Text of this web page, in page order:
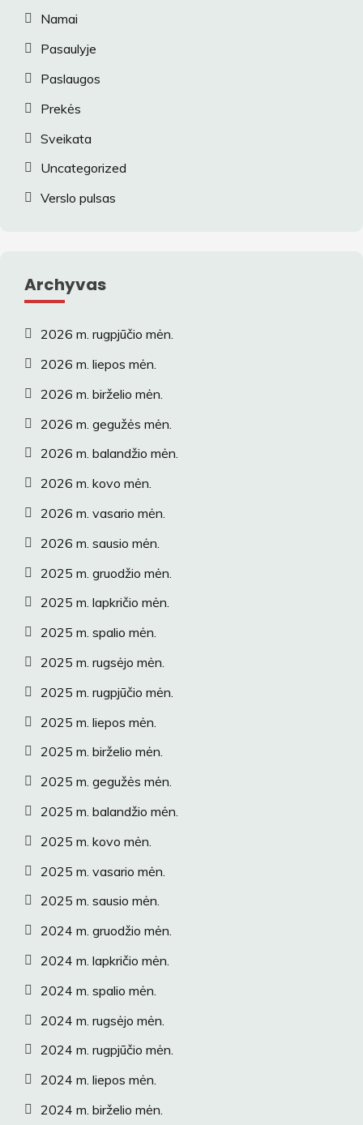
Namai
Pasaulyje
Paslaugos
Prekės
Sveikata
Uncategorized
Verslo pulsas
Archyvas
2026 m. rugpjūčio mėn.
2026 m. liepos mėn.
2026 m. birželio mėn.
2026 m. gegužės mėn.
2026 m. balandžio mėn.
2026 m. kovo mėn.
2026 m. vasario mėn.
2026 m. sausio mėn.
2025 m. gruodžio mėn.
2025 m. lapkričio mėn.
2025 m. spalio mėn.
2025 m. rugsėjo mėn.
2025 m. rugpjūčio mėn.
2025 m. liepos mėn.
2025 m. birželio mėn.
2025 m. gegužės mėn.
2025 m. balandžio mėn.
2025 m. kovo mėn.
2025 m. vasario mėn.
2025 m. sausio mėn.
2024 m. gruodžio mėn.
2024 m. lapkričio mėn.
2024 m. spalio mėn.
2024 m. rugsėjo mėn.
2024 m. rugpjūčio mėn.
2024 m. liepos mėn.
2024 m. birželio mėn.